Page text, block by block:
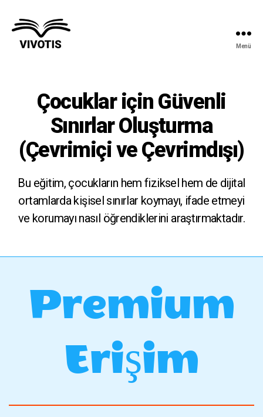
Menü
Çocuklar için Güvenli
Sınırlar Oluşturma
(Çevrimiçi ve Çevrimdışı)
Bu eğitim, çocukların hem fiziksel hem de dijital
ortamlarda kişisel sınırlar koymayı, ifade etmeyi
ve korumayı nasıl öğrendiklerini araştırmaktadır.
Premium
Erişim